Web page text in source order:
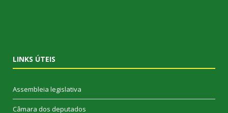
LINKS ÚTEIS
Assembleia legislativa
Câmara dos deputados